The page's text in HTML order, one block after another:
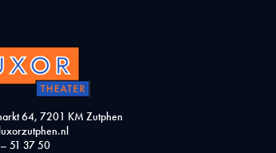
64, 7201 KM Zutphen
51 37 50